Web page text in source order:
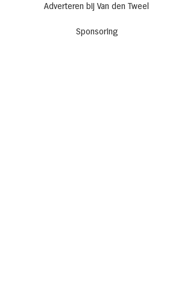
Adverteren bij Van den Tweel
Sponsoring